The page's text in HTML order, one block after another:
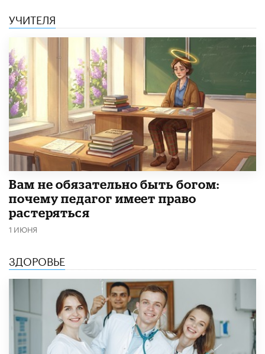
УЧИТЕЛЯ
​Вам не обязательно быть богом:
почему педагог имеет право
растеряться
1 ИЮНЯ
ЗДОРОВЬЕ